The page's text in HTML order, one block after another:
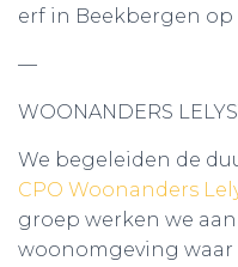
erf in Beekbergen
—
WOONANDERS
We begeleiden de
CPO Woonanders
groep werken we
woonomgeving waar